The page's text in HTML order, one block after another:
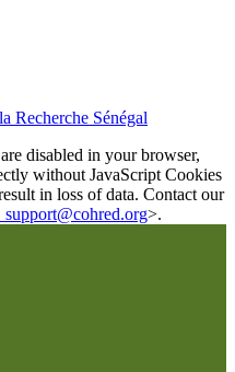
Recherche Sénégal
disabled in your browser,
without JavaScript Cookies
in loss of data. Contact our
>.